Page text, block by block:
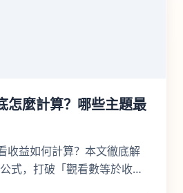
怎麼計算？哪些主題最
收益如何計算？本文徹底解
式，打破「觀看數等於收